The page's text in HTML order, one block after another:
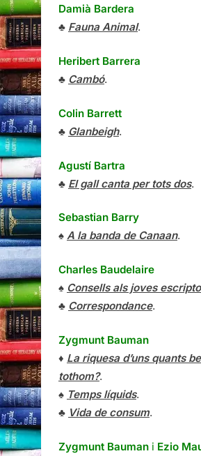
Damià Bardera
♣ Fauna Animal.
Heribert Barrera
♣ Cambó.
Colin Barrett
♣ Glanbeigh.
Agustí Bartra
♣ El gall canta per tots dos.
Sebastian Barry
♠ A la banda de Canaan.
Charles Baudelaire
♠ Consells als joves
♣ Correspondance.
Zygmunt Bauman
♦ La riquesa d’uns quants
tothom?.
♠ Temps líquids.
♣ Vida de consum.
Zygmunt Bauman i Ezio